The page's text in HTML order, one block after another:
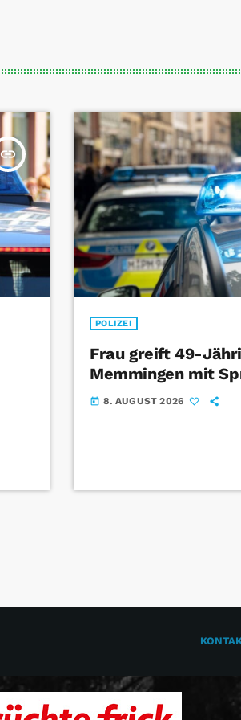
insert_link
POLIZEI
Frau greift 49-
Memmingen mit
today 8. AUGUST 2026